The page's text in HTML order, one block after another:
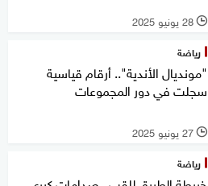
l 28 يونيو 2025
رياضة
"مونديال الأندية".. أرقام قياسية
سجلت في دور المجموعات
l 27 يونيو 2025
رياضة